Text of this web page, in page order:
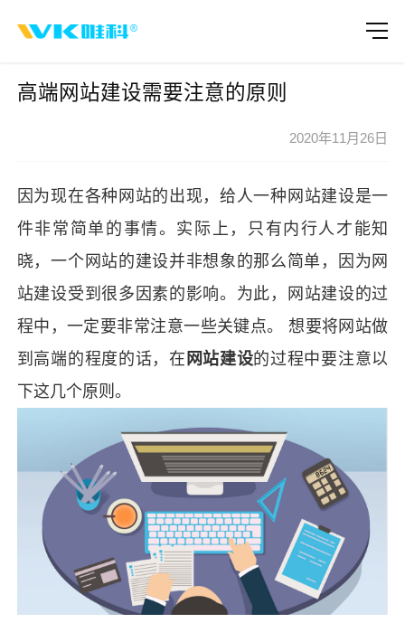
高端网站建设需要注意的原则
2020年11月26日
因为现在各种网站的出现，给人一种 网站建设是一
件非常简单的事情。实际上，只有内行人才能知
晓，一个网站的建设并非想象的那么简单，因为 网
站建设受到很多因素的影响。为此， 网站建设的过
程中，一定要非常注意一些关键点。
想要将网站做
到高端的程度的话，在 网站建设的过程中要注意以
下这几个原则。